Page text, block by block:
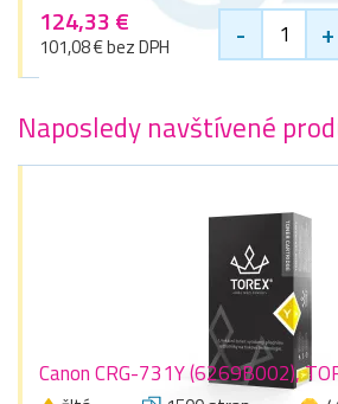
124,33 €
101,08 € bez DPH - +
Naposledy navštívené
Canon CRG-731Y (6269B002),